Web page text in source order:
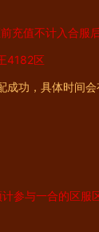
充值不计入合服
4182区
功，具体时间
参与一合的区